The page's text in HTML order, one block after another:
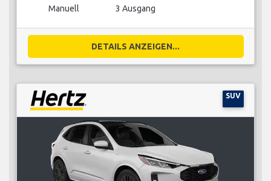
Manuell 3 Ausgang
DETAILS ANZEIGEN...
SUV